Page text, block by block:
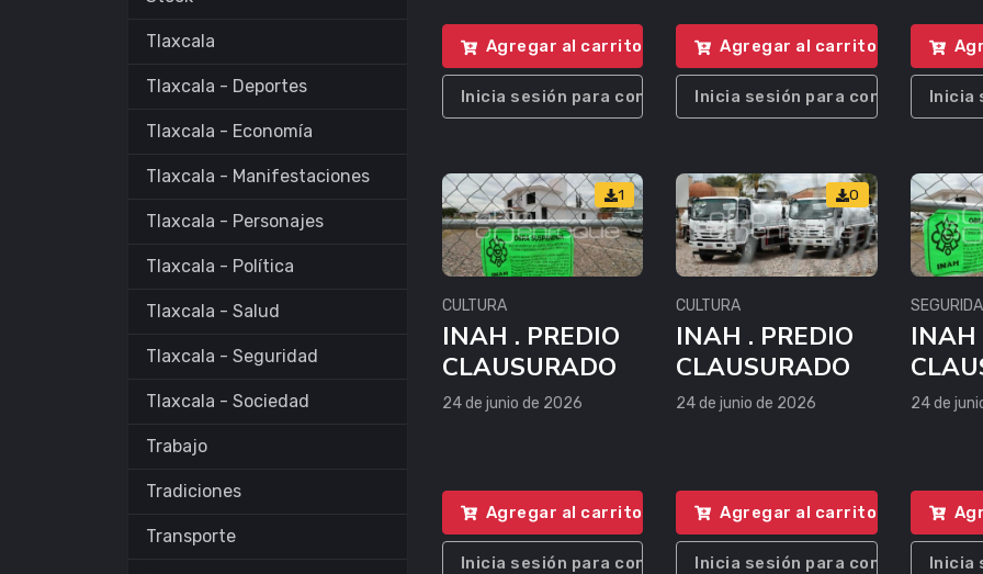
Tlaxcala
Tlaxcala - Deportes
Tlaxcala - Economía
Tlaxcala - Manifestaciones
Tlaxcala - Personajes
Tlaxcala - Política
Tlaxcala - Salud
Tlaxcala - Seguridad
Tlaxcala - Sociedad
Trabajo
Tradiciones
Transporte
Agregar al carrito
Inicia sesión para comprar
Agregar al carrito
Inicia sesión para comprar Inicia
1
CULTURA
INAH . PREDIO
CLAUSURADO
24 de junio de 2026
Agregar al carrito
Inicia sesión para comprar
0
CULTURA
INAH . PREDIO
CLAUSURADO
24 de junio de 2026
Agregar al carrito
Inicia sesión para comprar
INAH
24 de
Inicia